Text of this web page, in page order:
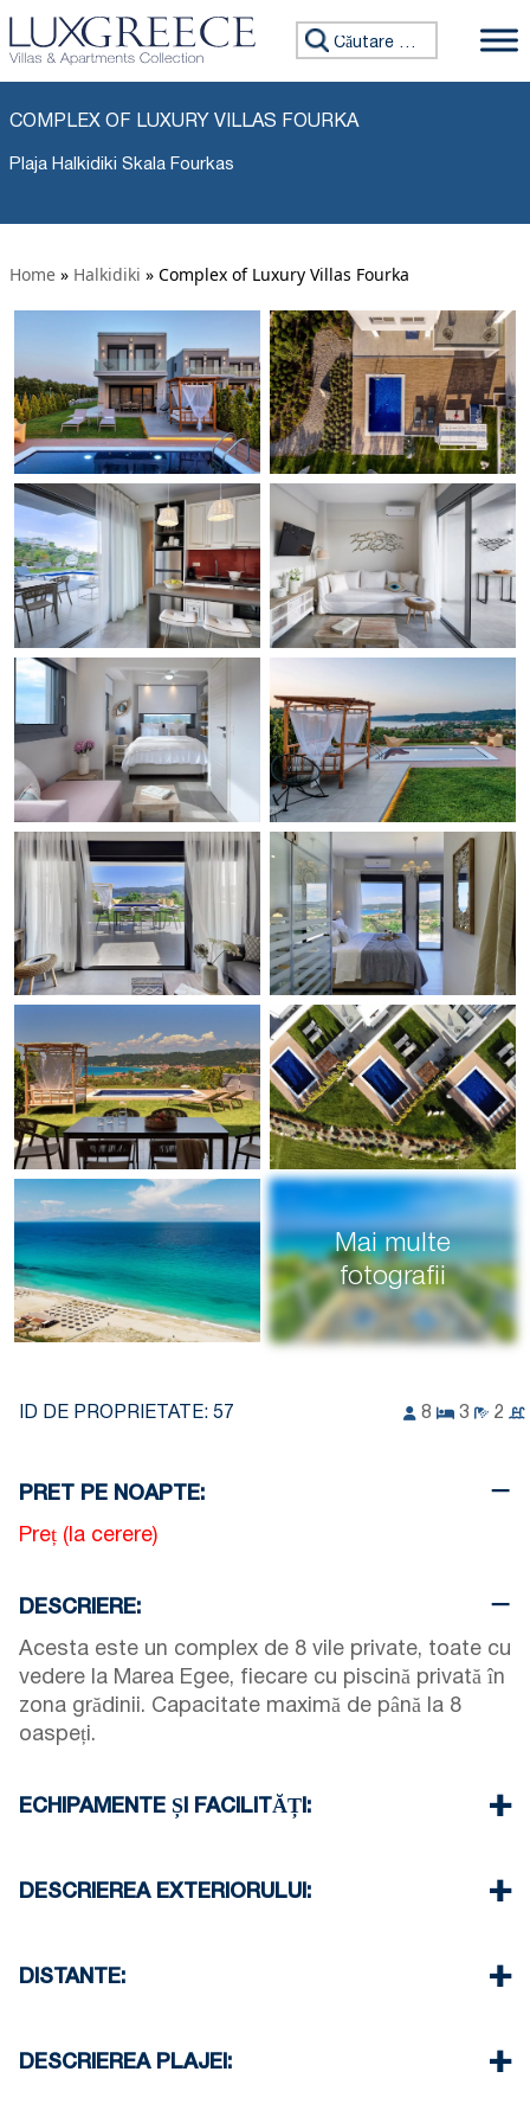
Caută:
COMPLEX OF LUXURY VILLAS FOURKA
Plaja Halkidiki Skala Fourkas
Home » Halkidiki » Complex of Luxury Villas Fourka
Mai multe
fotografii
ID DE PROPRIETATE: 57 8 3 2
PRET PE NOAPTE:
Preț (la cerere)
DESCRIERE:
Acesta este un complex de 8 vile private, toate cu
vedere la Marea Egee, fiecare cu piscină privată în
zona grădinii. Capacitate maximă de până la 8
oaspeți.
ECHIPAMENTE ȘI FACILITĂȚI:
Aer condiționat
Maşină de spălat vase
Curatenie in camera la fiecare 3 zile
DESCRIEREA EXTERIORULUI:
Grădină privată cu grătar
DISTANTE:
Sat 700 m
DESCRIEREA PLAJEI: